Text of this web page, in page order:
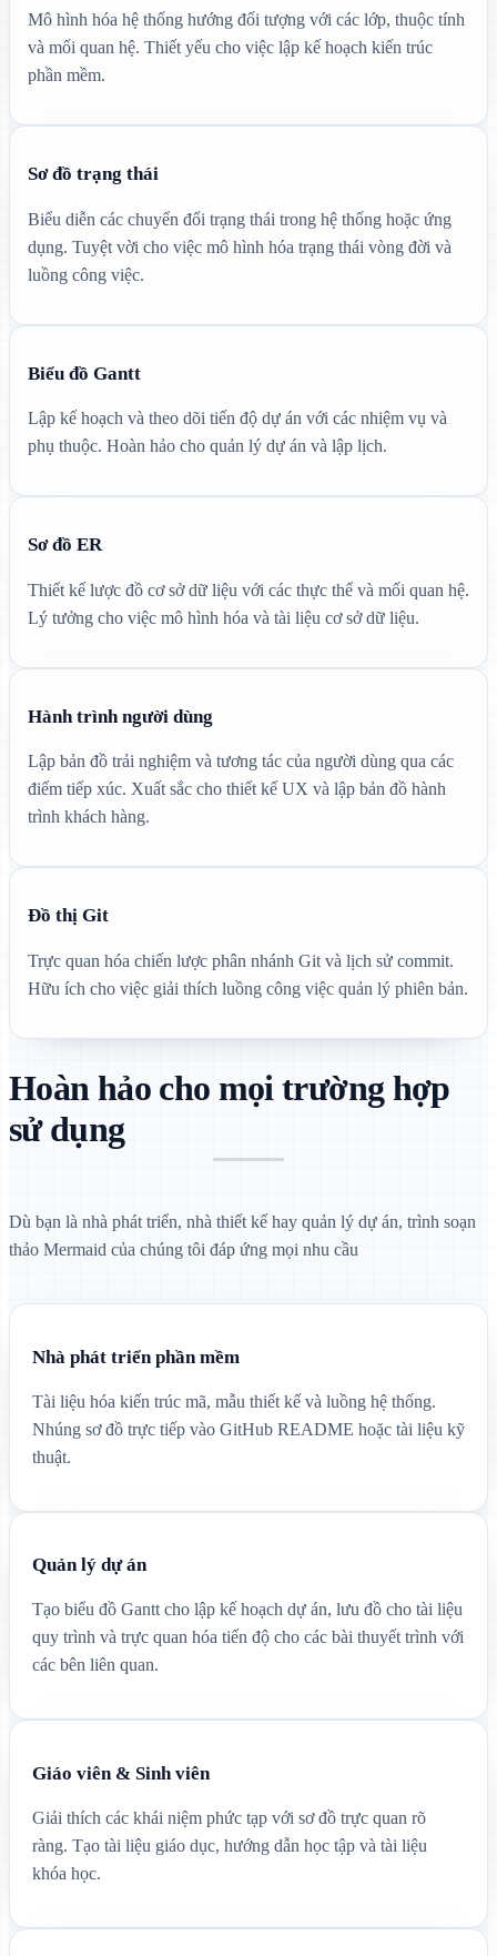
Mô hình hóa hệ thống hướng đối tượng với các lớp, thuộc tính
và mối quan hệ. Thiết yếu cho việc lập kế hoạch kiến trúc
phần mềm.
Sơ đồ trạng thái
Biểu diễn các chuyển đổi trạng thái trong hệ thống hoặc ứng
dụng. Tuyệt vời cho việc mô hình hóa trạng thái vòng đời và
luồng công việc.
Biểu đồ Gantt
Lập kế hoạch và theo dõi tiến độ dự án với các nhiệm vụ và
phụ thuộc. Hoàn hảo cho quản lý dự án và lập lịch.
Sơ đồ ER
Thiết kế lược đồ cơ sở dữ liệu với các thực thể và mối quan hệ.
Lý tưởng cho việc mô hình hóa và tài liệu cơ sở dữ liệu.
Hành trình người dùng
Lập bản đồ trải nghiệm và tương tác của người dùng qua các
điểm tiếp xúc. Xuất sắc cho thiết kế UX và lập bản đồ hành
trình khách hàng.
Đồ thị Git
Trực quan hóa chiến lược phân nhánh Git và lịch sử commit.
Hữu ích cho việc giải thích luồng công việc quản lý phiên bản.
Hoàn hảo cho mọi trường hợp
sử dụng
Dù bạn là nhà phát triển, nhà thiết kế hay quản lý dự án, trình soạn
thảo Mermaid của chúng tôi đáp ứng mọi nhu cầu
Nhà phát triển phần mềm
Tài liệu hóa kiến trúc mã, mẫu thiết kế và luồng hệ thống.
Nhúng sơ đồ trực tiếp vào GitHub README hoặc tài liệu kỹ
thuật.
Quản lý dự án
Tạo biểu đồ Gantt cho lập kế hoạch dự án, lưu đồ cho tài liệu
quy trình và trực quan hóa tiến độ cho các bài thuyết trình với
các bên liên quan.
Giáo viên & Sinh viên
Giải thích các khái niệm phức tạp với sơ đồ trực quan rõ
ràng. Tạo tài liệu giáo dục, hướng dẫn học tập và tài liệu
khóa học.